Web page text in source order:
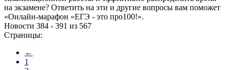
на экзамене? Ответить на эти и другие вопросы вам поможет
«Онлайн-марафон «ЕГЭ - это про100!».
Новости 384 - 391 из 567
Страницы:
←
1